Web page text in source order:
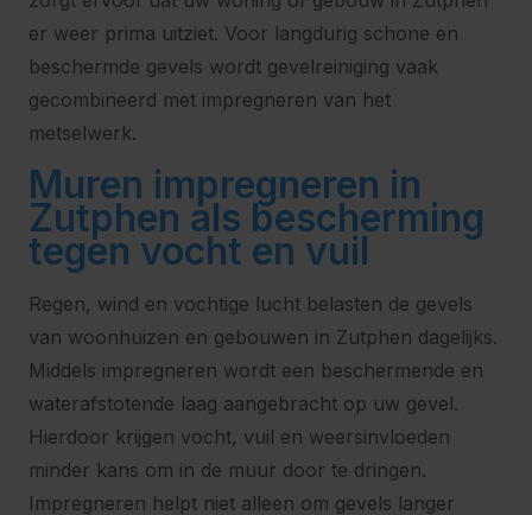
er weer prima uitziet. Voor langdurig schone en
beschermde gevels wordt gevelreiniging vaak
gecombineerd met impregneren van het
metselwerk.
Muren impregneren in
Zutphen als bescherming
tegen vocht en vuil
Regen, wind en vochtige lucht belasten de gevels
van woonhuizen en gebouwen in Zutphen dagelijks.
Middels impregneren wordt een beschermende en
waterafstotende laag aangebracht op uw gevel.
Hierdoor krijgen vocht, vuil en weersinvloeden
minder kans om in de muur door te dringen.
Impregneren helpt niet alleen om gevels langer